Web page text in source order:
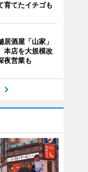
育てたイチゴも
居酒屋「山家」
店を大規模改
夜営業も